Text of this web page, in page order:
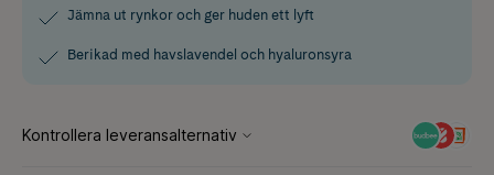
Jämna ut rynkor och ger huden ett lyft
Berikad med havslavendel och hyaluronsyra